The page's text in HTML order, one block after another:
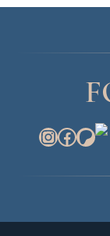
n
INSTAGRAMFACEBOOK PATREON